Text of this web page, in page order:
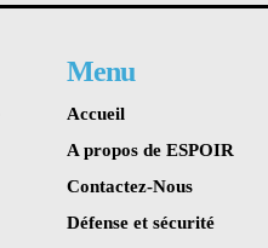
Menu
Accueil
A propos de ESPOIR
Contactez-Nous
Défense et sécurité